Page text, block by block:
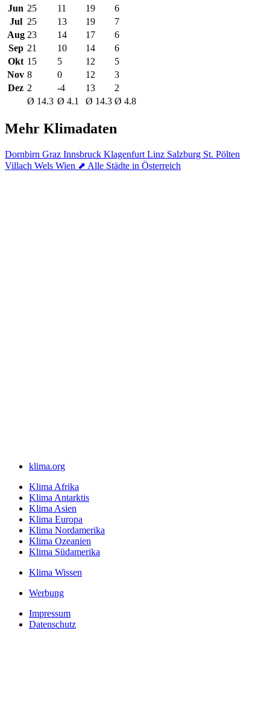
Jun 25 11 19
6
Jul 25 13 19
7
Aug 23 14 17
6
Sep 21 10 14
6
Okt 15 5 12
5
Nov 8 0 12
3
Dez 2 -4 13
2
Ø 14.3 Ø 4.1 Ø 14.3 Ø 4.8
Mehr Klimadaten
Dornbirn Graz Innsbruck Klagenfurt Linz Salzburg St. Pölten
Villach Wels Wien ⬈ Alle Städte in Österreich
klima.org
Klima Afrika
Klima Antarktis
Klima Asien
Klima Europa
Klima Nordamerika
Klima Ozeanien
Klima Südamerika
Klima Wissen
Werbung
Impressum
Datenschutz